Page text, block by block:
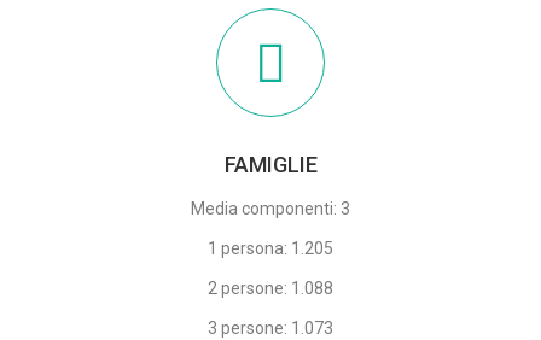
FAMIGLIE
Media componenti: 3
1 persona: 1.205
2 persone: 1.088
3 persone: 1.073